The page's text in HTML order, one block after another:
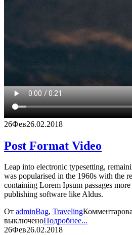
26Фев26.02.2018
Post Format Video
Leap into electronic typesetting,
was popularised in the 1960s with the
containing Lorem Ipsum passages
publishing software like Aldus.
От adminBag, Traveling
выключеноПодробнее...
26Фев26.02.2018